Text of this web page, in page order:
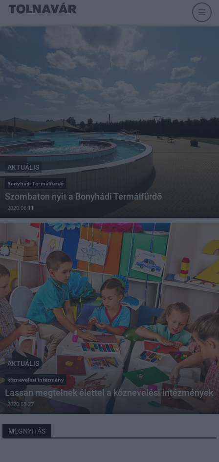
AKTUÁLIS
Bonyhádi Termálfürdő
Szombaton nyit a Bonyhádi Termálfürdő
2020.06.11
AKTUÁLIS
köznevelési intézmény
Lassan megtelnek élettel a köznevelési intézmények
2020.05.27
MEGNYITÁS